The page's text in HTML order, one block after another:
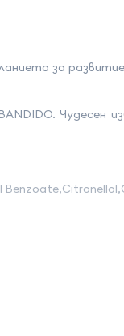
за
Чудесен